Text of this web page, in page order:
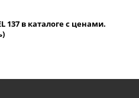
137 в каталоге с ценами.